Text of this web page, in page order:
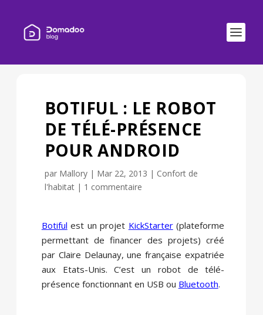
BOTIFUL : LE ROBOT
DE TÉLÉ-PRÉSENCE
POUR ANDROID
par Mallory| Mar 22, 2013 | Confort de
l'habitat| 1 commentaire
Botiful est un projet KickStarter(plateforme
permettant de financer des projets) créé
par Claire Delaunay, une française expatriée
aux Etats-Unis. C’est un robot de télé-
présence fonctionnant en USB ou Bluetooth.